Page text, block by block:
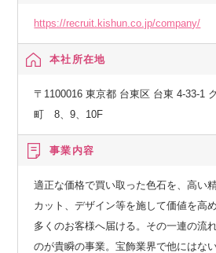
下の社長室にて各事業部の収支最適化
を募集致します。
2027年の上場に向けて準備中でもある
ただけます。
ポジションの魅力
・市場で類を見ないほど圧倒的な速度
織にて、最前線に立ってビジネスを前
https://recruit.kishun.co.jp/company/
本社所在地
〒1100016 東京都 台東区 台東 4-33-1
町 8、9、10F
事業内容
適正な価格で買い取った色石を、高い
カット、デザイン等を施して価値を高
多くのお客様へ届ける。その一連の流
のが貴瞬の事業。宝飾業界で他にはな